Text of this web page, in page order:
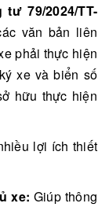
tư 79/2024/TT-
văn bản liên
phải thực hiện
xe và biển số
hữu thực hiện
lợi ích thiết
xe: Giúp thông